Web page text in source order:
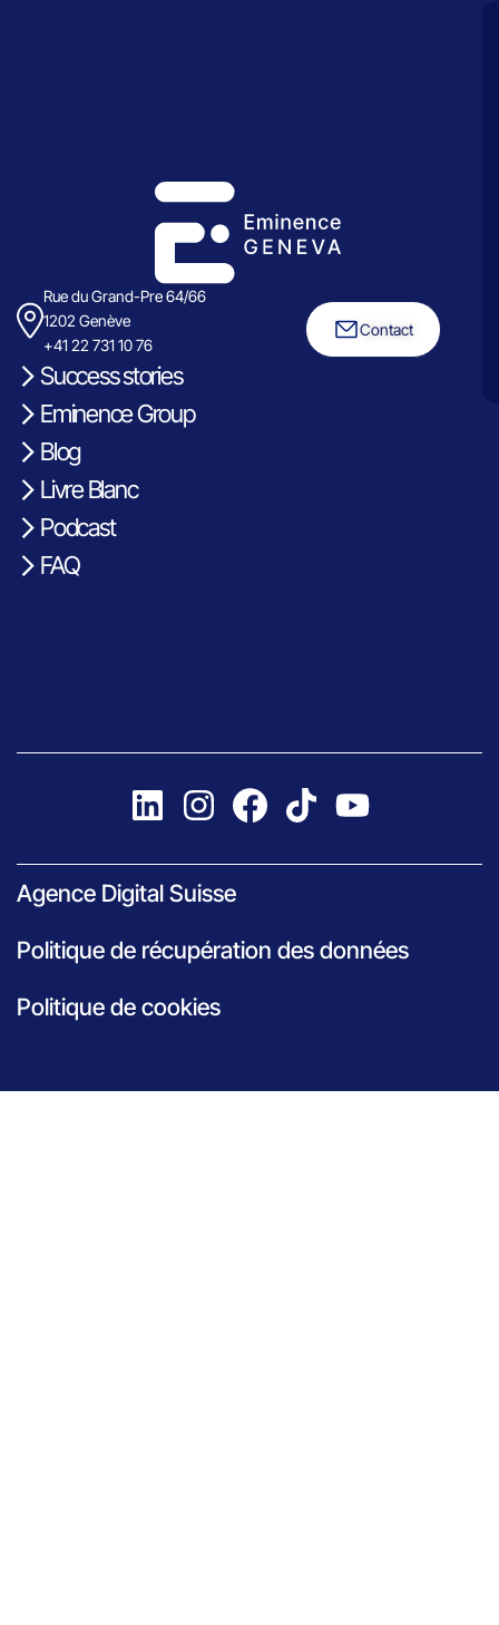
Rue du Grand-Pre 64/66
1202 Genève
+41 22 731 10 76
Contact
Success stories
Eminence Group
Blog
Livre Blanc
Podcast
FAQ
Agence Digital Suisse
Politique de récupération des données
Politique de cookies